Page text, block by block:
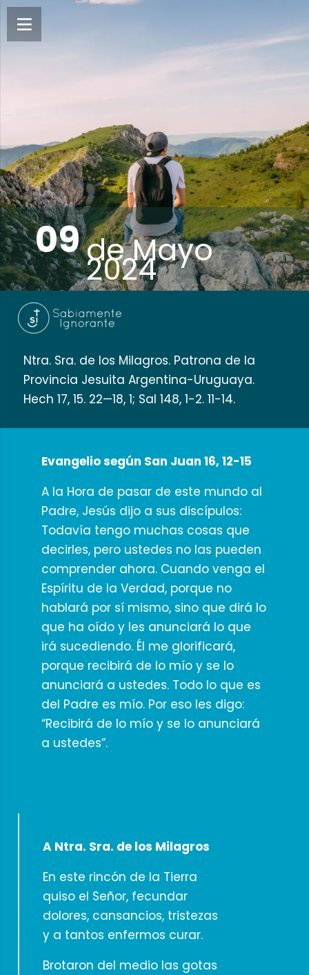
09deMayo
2024
Ntra. Sra. de los Milagros. Patrona de la
Provincia Jesuita Argentina-Uruguaya.
Hech 17, 15. 22—18, 1; Sal 148, 1-2. 11-14.
Evangelio según San Juan 16, 12-15
A la Hora de pasar de este mundo al
Padre, Jesús dijo a sus discípulos:
Todavía tengo muchas cosas que
decirles, pero ustedes no las pueden
comprender ahora. Cuando venga el
Espíritu de la Verdad, porque no
hablará por sí mismo, sino que dirá lo
que ha oído y les anunciará lo que
irá sucediendo. Él me glorificará,
porque recibirá de lo mío y se lo
anunciará a ustedes. Todo lo que es
del Padre es mío. Por eso les digo:
“Recibirá de lo mío y se lo anunciará
a ustedes”.
A Ntra. Sra. de los Milagros
En este rincón de la Tierra
quiso el Señor, fecundar
dolores, cansancios, tristezas
y a tantos enfermos curar.
Brotaron del medio las gotas